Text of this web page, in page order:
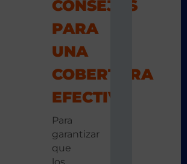
CONSEJOS
PARA
UNA
COBERTURA
EFECTIVA
Para
garantizar
que